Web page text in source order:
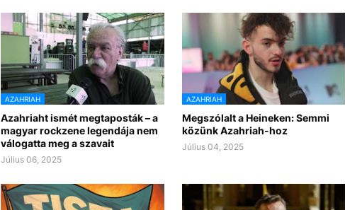
AZAHRIAH
Azahriaht ismét megtaposták – a
magyar rockzene legendája nem
válogatta meg a szavait
Július 06, 2025
AZAHRIAH
Megszólalt a Heineken: Semmi
közünk Azahriah-hoz
Július 04, 2025